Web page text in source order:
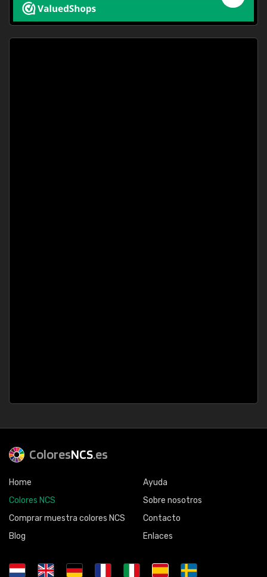
ColoresNCS.es
Home
Colores NCS
Comprar muestra colores NCS
Blog
Ayuda
Sobre nosotros
Contacto
Enlaces